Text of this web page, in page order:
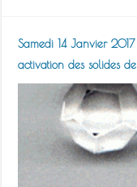
Samedi 14 Janvier
activation des solides